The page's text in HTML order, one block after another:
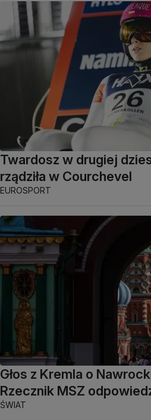
Twardosz w drugiej
rządziła w Courchevel
EUROSPORT
Głos z Kremla o
Rzecznik MSZ
ŚWIAT